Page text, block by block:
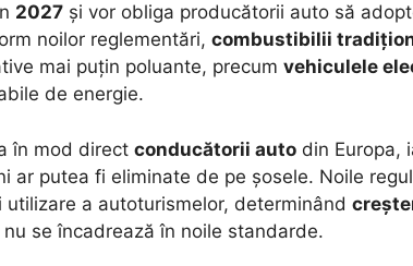
2027 și vor obliga producătorii auto să
noilor reglementări, combustibilii
mai puțin poluante, precum vehiculele
de energie.
în mod direct conducătorii auto din Europa,
ar putea fi eliminate de pe șosele. Noile
utilizare a autoturismelor, determinând
se încadrează în noile standarde.